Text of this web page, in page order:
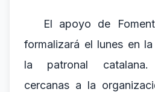
El apoyo de
formalizará el lunes en
la patronal
cercanas a la